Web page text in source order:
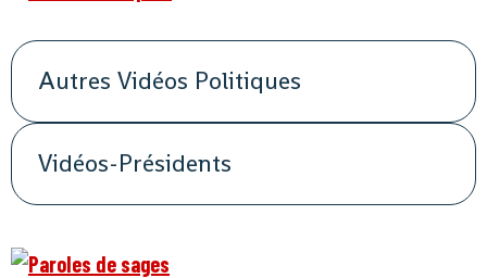
Autres Vidéos Politiques
Vidéos-Présidents